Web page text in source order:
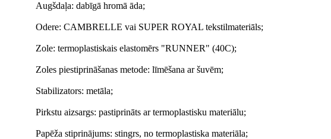
Augšdaļa: dabīgā hromā āda;
Odere: CAMBRELLE vai SUPER ROYAL tekstilmateriāls;
Zole: termoplastiskais elastomērs "RUNNER" (40C);
Zoles piestiprināšanas metode: līmēšana ar šuvēm;
Stabilizators: metāla;
Pirkstu aizsargs: pastiprināts ar termoplastisku materiālu;
Papēža stiprinājums: stingrs, no termoplastiska materiāla;